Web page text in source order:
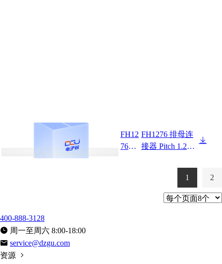
FH12
7643
FH1276 排母连
接器 Pitch 1.27m
T+CAP 排母H4.
3 W3.0 PC4.5
1 2
400-888-3128
周一至周六 8:00-18:00
service@dzgu.com
资源